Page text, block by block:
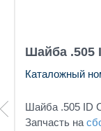
Шайба .505
Каталожный
Шайба .505 ID
Запчасть на